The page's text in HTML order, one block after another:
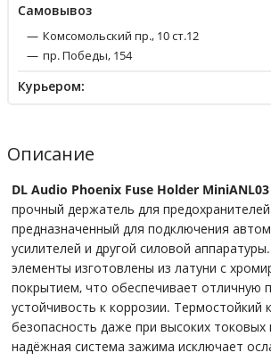
Cамовывоз
Комсомольский пр., 10 ст.12
пр. Победы, 154
Курьером:
Описание
DL Audio Phoenix Fuse Holder MiniANL03
прочный держатель для
предназначенный для подключения
усилителей и другой силовой
элементы изготовлены из латуни с
покрытием, что обеспечивает отличную
устойчивость к коррозии. Термостойкий
безопасность даже при высоких токовых
надёжная система зажима исключает